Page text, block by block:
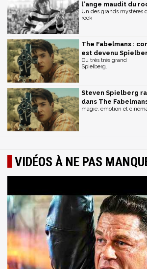
l'ange maudit du
Un des grands mystères
rock
The Fabelmans :
est devenu
Du très très grand
Spielberg.
Steven Spielberg
dans The
magie, émotion et
VIDÉOS À NE PAS